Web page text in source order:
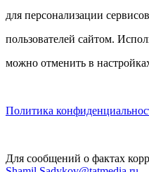
для персонализации
пользователей сайтом.
можно отменить в
Политика
Для сообщений о фактах